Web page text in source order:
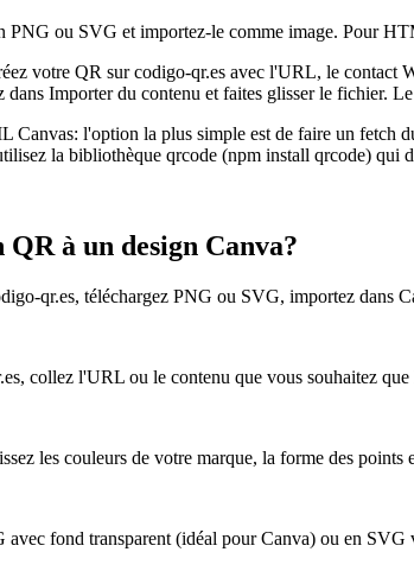
PNG ou SVG et importez-le comme image. Pour
votre QR sur codigo-qr.es avec l'URL, le
Importer du contenu et faites glisser le fichier.
Canvas: l'option la plus simple est de faire un fetch
la bibliothèque qrcode (npm install qrcode)
à un design Canva?
qr.es, téléchargez PNG ou SVG, importez dans
collez l'URL ou le contenu que vous souhaitez
les couleurs de votre marque, la forme des
avec fond transparent (idéal pour Canva) ou en